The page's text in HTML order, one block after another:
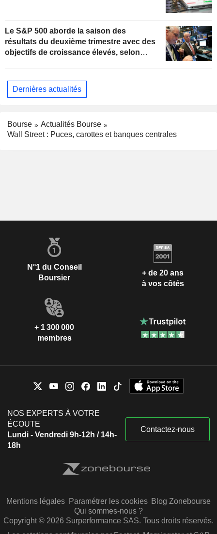
Le S&P 500 aborde la saison des
résultats du deuxième trimestre avec des
objectifs de croissance élevés, selon
Dernières actualités
Bourse
Actualités Bourse
Wall Street : Puces, carottes et banques centrales
N°1 du Conseil
Boursier
+ de 20 ans
à vos côtés
+ 1 300 000
membres
NOS EXPERTS À VOTRE
ÉCOUTE
Lundi - Vendredi 9h-12h / 14h-
18h
Contactez-nous
Mentions légales Paramétrer les cookies Blog Zonebourse
Qui sommes-nous ?
Copyright © 2026 Surperformance SAS. Tous droits réservés.